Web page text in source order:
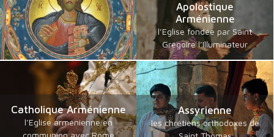
Apolostique
Arménienne
l’Eglise fondée par Saint
Grégoire l’Illuminateur
Catholique Arménienne
l’Eglise arménienne en
communion avec Rome
Assyrienne
les chrétiens orthodoxes de